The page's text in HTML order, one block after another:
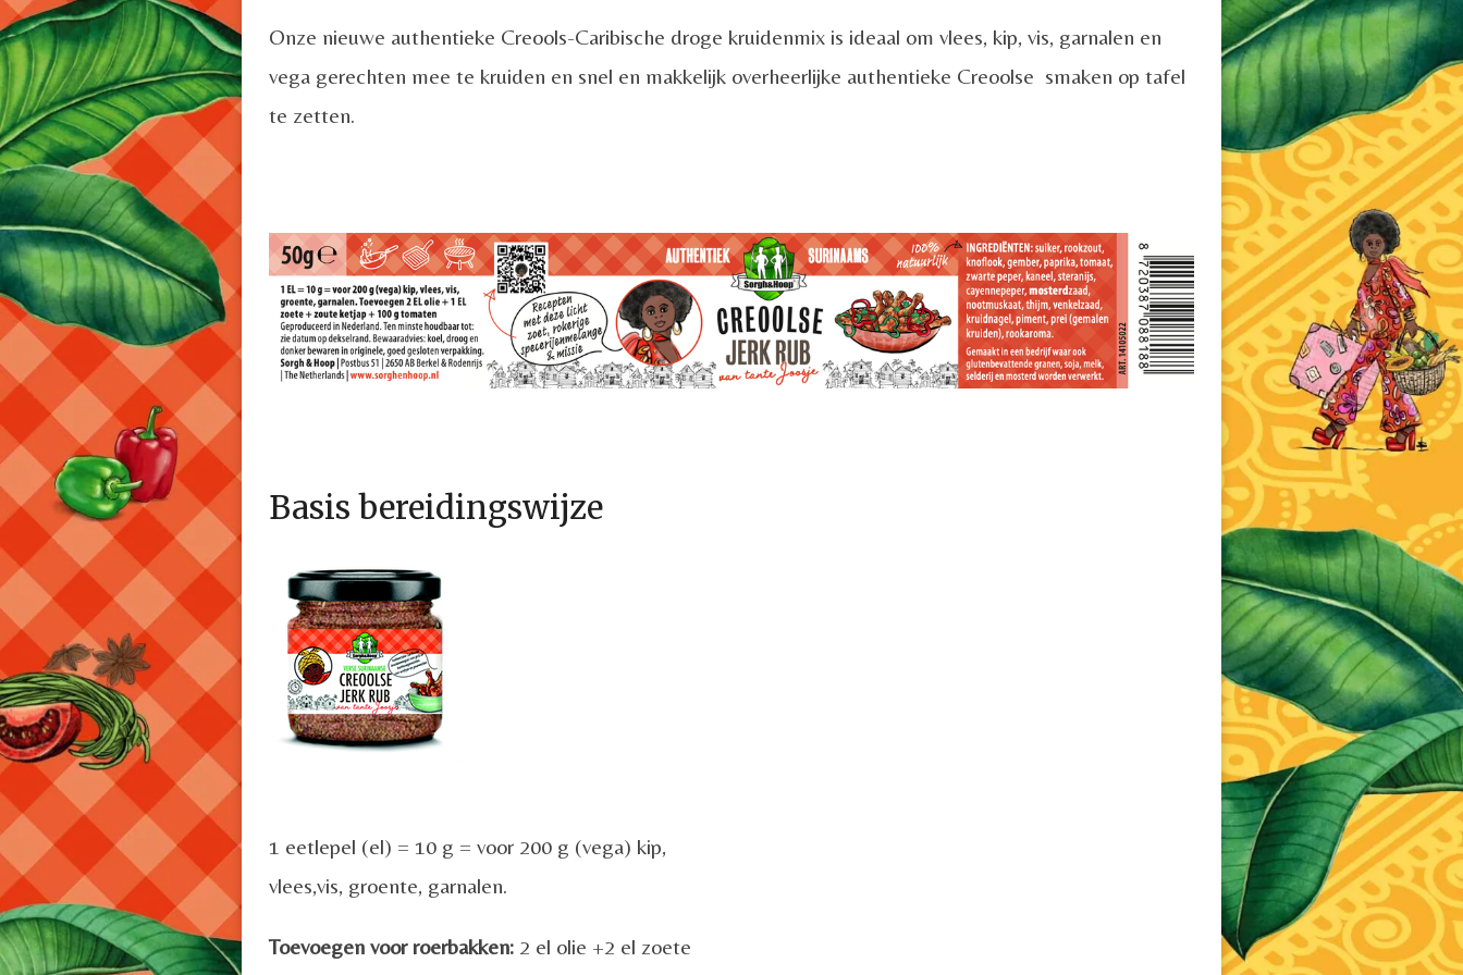
Onze nieuwe authentieke Creools-Caribische droge kruidenmix is ideaal om vlees, kip, vis, garnalen en
vega gerechten mee te kruiden en snel en makkelijk overheerlijke authentieke Creoolse smaken op tafel
te zetten.
Basis bereidingswijze
1 eetlepel (el) = 10 g = voor 200 g (vega) kip,
vlees,vis, groente, garnalen.
Toevoegen voor roerbakken: 2 el olie +2 el zoete